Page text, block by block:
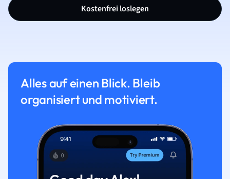
Kostenfrei loslegen
Alles auf einen Blick. Bleib
organisiert und motiviert.